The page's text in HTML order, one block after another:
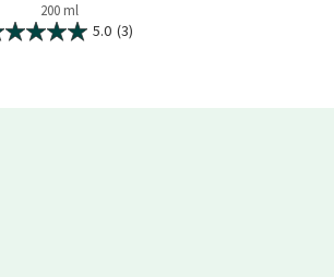
200 ml
5.0 (3)